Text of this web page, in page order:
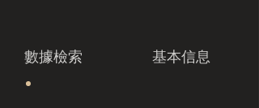
數據檢索 基本信息